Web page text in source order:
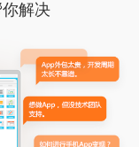
解决